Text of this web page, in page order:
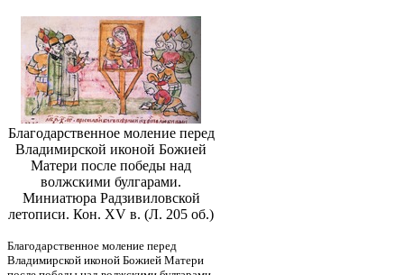
Благодарственное моление перед
Владимирской иконой Божией
Матери после победы над
волжскими булгарами.
Миниатюра Радзивиловской
летописи. Кон. XV в. (Л. 205 об.)
Благодарственное моление перед
Владимирской иконой Божией Матери